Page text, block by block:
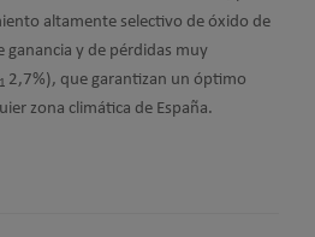
altamente selectivo de óxido de
y de pérdidas muy
1 2,7%), que garantizan un óptimo
zona climática de España.